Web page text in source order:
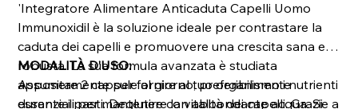
'Integratore Alimentare Anticaduta Capelli Uomo
Immunoxidil è la soluzione ideale per contrastare la
caduta dei capelli e promuovere una crescita sana e
robusta. La sua formula avanzata è studiata
appositamente per fornire al tuo organismo i nutrienti
essenziali per mantenere la vitalità dei capelli. Grazie a
MODALITÀ D’USO:
Assumere 2 capsule al giorno, preferibilmente
durante i pasti. Deglutire con abbondante acqua. Si